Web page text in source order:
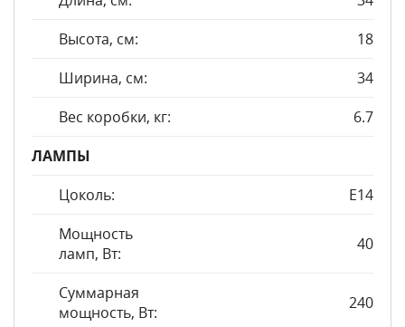
Высота, см:
18
Ширина, см:
34
Вес коробки, кг:
6.7
ЛАМПЫ
Цоколь:
E14
Мощность
ламп, Вт:
40
Суммарная
мощность, Вт:
240